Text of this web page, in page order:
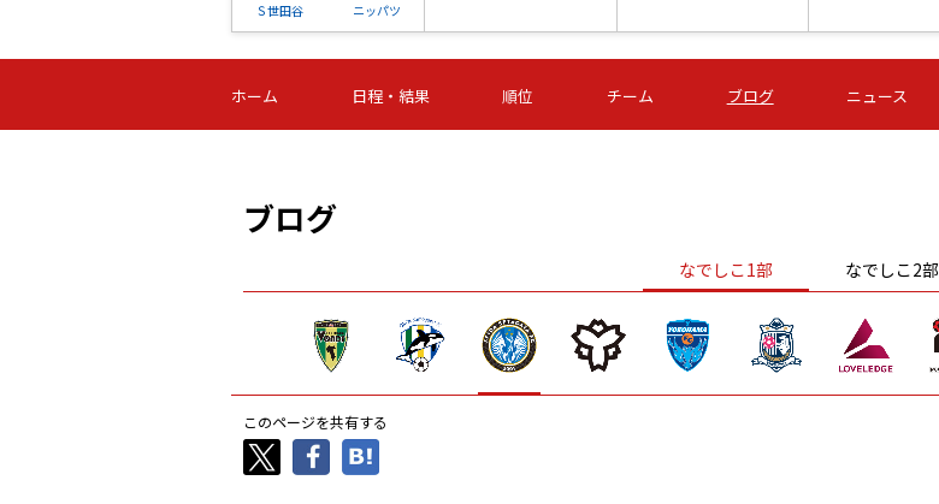
Ｓ世田谷 ニッパツ
-
第16節 09/05 (土) 15:00
ニッパツ
-
第16節 09/05 (土) 15:00
石人の星
-
第16節 09/05 (土) 16:00
ＡＧＦ
-
いちご
-
試合結果 次節
ホーム 日程・結果 順位 チーム ブログ ニュース
ブログ
なでしこ1部 なでしこ2部
このページを共有する